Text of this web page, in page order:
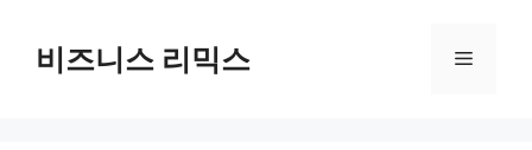
비즈니스 리믹스 메